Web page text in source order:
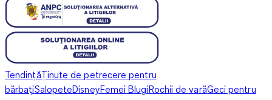
TendințăȚinute de petrecere pentru
bărbațiSalopeteDisneyFemei BlugiRochii de varăGeci pentru